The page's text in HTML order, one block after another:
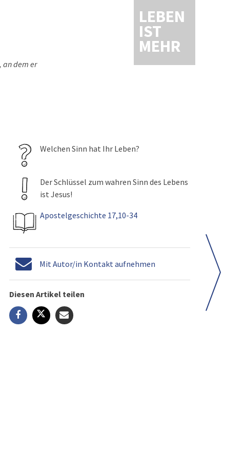
LEBEN
IST
MEHR
an dem er
Welchen Sinn hat Ihr Leben?
Der Schlüssel zum wahren Sinn des Lebens
ist Jesus!
Apostelgeschichte 17,10-34
Mit Autor/in Kontakt aufnehmen
Diesen Artikel teilen